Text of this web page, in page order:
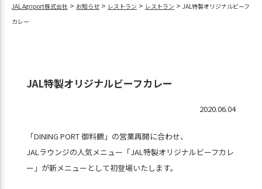
・団体プラン
JAL Agriport株式会社 > お知らせ > レストラン > レストラン > JAL特製オリジナルビーフ
カレー
JAL特製オリジナルビーフカレー
2020.06.04
「DINING PORT 御料鶴」の営業再開に合わせ、
JALラウンジの人気メニュー「JAL特製オリジナルビーフカレ
ー」が新メニューとして初登場いたします。